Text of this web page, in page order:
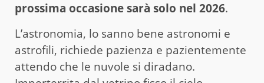
prossima occasione sarà solo nel 2026.
L’astronomia, lo sanno bene astronomi e
astrofili, richiede pazienza e pazientemente
attendo che le nuvole si diradano.